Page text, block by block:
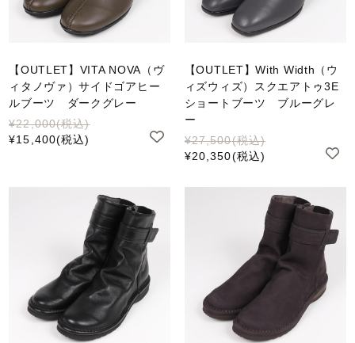
【OUTLET】VITA NOVA（ヴ
ィタノヴァ）サイドゴアヒー
ルブーツ ダークグレー
¥22,000(税込)
¥15,400(税込)
【OUTLET】With Width（ウ
ィズウィズ）スクエアトゥ3E
ショートブーツ ブルーグレ
ー
¥27,500(税込)
¥20,350(税込)